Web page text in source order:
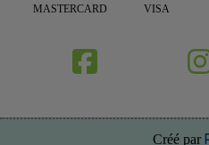
MASTERCARD VISA
Créé par